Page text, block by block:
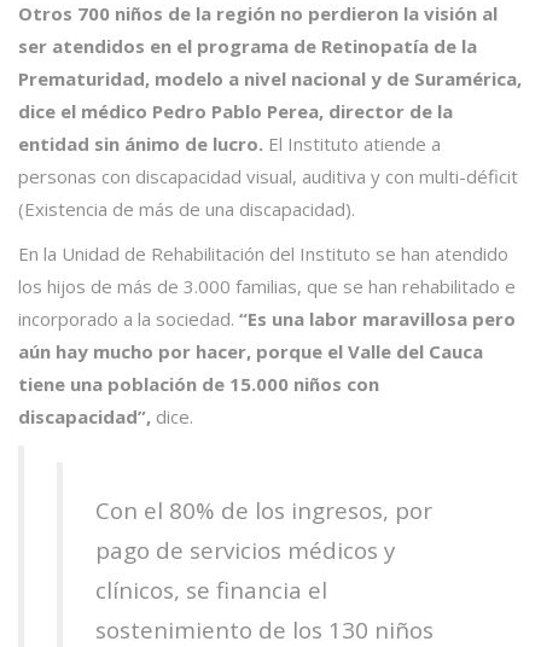
Otros 700 niños de la región no perdieron la visión al
ser atendidos en el programa de Retinopatía de la
Prematuridad, modelo a nivel nacional y de Suramérica,
dice el médico Pedro Pablo Perea, director de la
entidad sin ánimo de lucro. El Instituto atiende a
personas con discapacidad visual, auditiva y con multi-déficit
(Existencia de más de una discapacidad).
En la Unidad de Rehabilitación del Instituto se han atendido
los hijos de más de 3.000 familias, que se han rehabilitado e
incorporado a la sociedad. “Es una labor maravillosa pero
aún hay mucho por hacer, porque el Valle del Cauca
tiene una población de 15.000 niños con
discapacidad”, dice.
Con el 80% de los ingresos, por
pago de servicios médicos y
clínicos, se financia el
sostenimiento de los 130 niños